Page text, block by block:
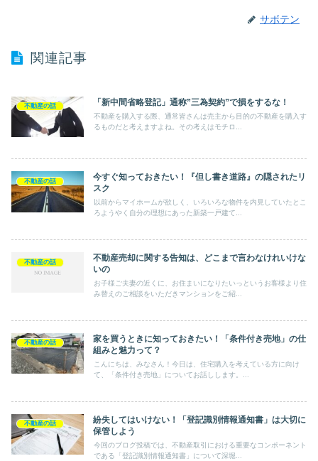
サボテン
関連記事
不動産の話 「新中間省略登記」通称”三為契約”で損をするな！
不動産を購入する際、通常皆さんは売主から目的の不動産を購入す
るものだと考えますよね。その考えはモチロ...
不動産の話
今すぐ知っておきたい！『但し書き道路』の隠されたリ
スク
以前からマイホームが欲しく、いろいろな物件を内見していたとこ
ろようやく自分の理想にあった新築一戸建て...
不動産の話
不動産売却に関する告知は、どこまで言わなけれいけな
いの
お子様ご夫妻の近くに、お住まいになりたいっというお客様より住
み替えのご相談をいただきマンションをご紹...
不動産の話
家を買うときに知っておきたい！「条件付き売地」の仕
組みと魅力って？
こんにちは、みなさん！今日は、住宅購入を考えている方に向け
て、「条件付き売地」についてお話しします。...
不動産の話
紛失してはいけない！「登記識別情報通知書」は大切に
保管しよう
今回のブログ投稿では、不動産取引における重要なコンポーネント
である「登記識別情報通知書」について深堀...